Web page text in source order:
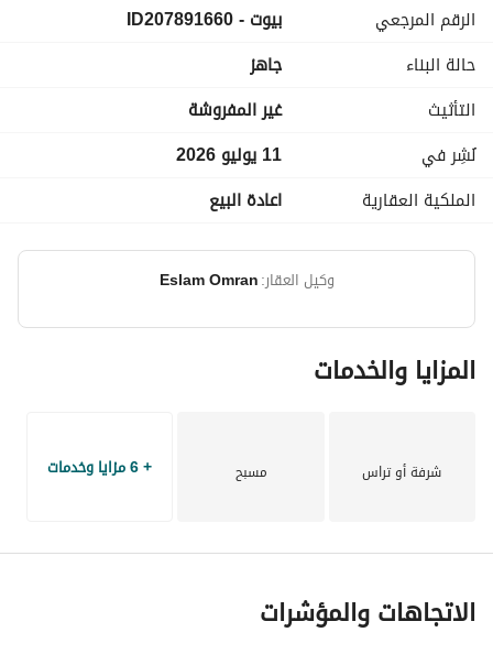
مميزات الكمبوند:
حمامات سباحة
جيم
ملاهي أطفال
كافيهات وخدمات متكاملة
قريب من المدينة – 12 دقيقة بالعربية
- من أفضل الفيوهات في الشاليهات
- كل الخدمات جوه الكمبوند
للتواصل واتساب أو خاص:
عرض معلومات الاتصال #(
الرقم المرجعي
بيوت - ID207891660
حالة البناء
جاهز
التأثيث
غير المفروشة
نُشِر في
11 يوليو 2026
الملكية العقارية
اعادة البيع
وكيل العقار:Eslam Omran
المزايا والخدمات
شرفة أو تراس مسبح + 6 مزايا وخدمات
الاتجاهات والمؤشرات